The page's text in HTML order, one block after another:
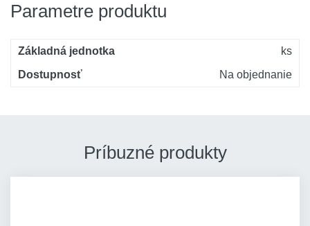
Parametre produktu
Základná jednotka
ks
Dostupnosť
Na objednanie
Príbuzné produkty